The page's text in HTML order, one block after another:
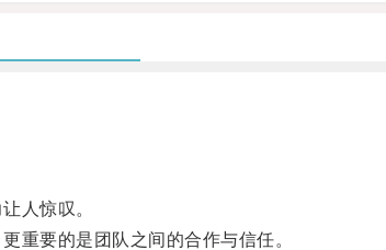
人惊叹。
要的是团队之间的合作与信任。